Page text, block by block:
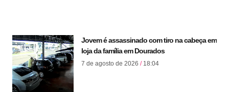
Jovem é assassinado com tiro na cabeça em
loja da família em Dourados
7 de agosto de 2026 18:04